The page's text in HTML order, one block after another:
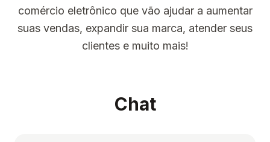
comércio eletrônico que vão ajudar a aumentar
suas vendas, expandir sua marca, atender seus
clientes e muito mais!
Chat